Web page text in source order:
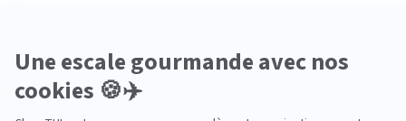
Premium